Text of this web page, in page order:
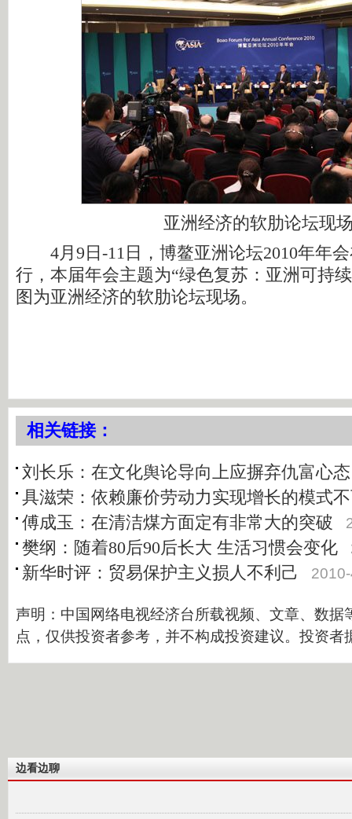
亚洲经济的软肋论坛现
4月9日-11日，博鳌亚洲论坛2010年年会
行，本届年会主题为“绿色复苏：亚洲可持
图为亚洲经济的软肋论坛现场。
相关链接：
刘长乐：在文化舆论导向上应摒弃仇富心态
具滋荣：依赖廉价劳动力实现增长的模式
傅成玉：在清洁煤方面定有非常大的突破
樊纲：随着80后90后长大 生活习惯会变化
新华时评：贸易保护主义损人不利己
声明：中国网络电视经济台所载视频、文章、数据
点，仅供投资者参考，并不构成投资建议。投资者
边看边聊